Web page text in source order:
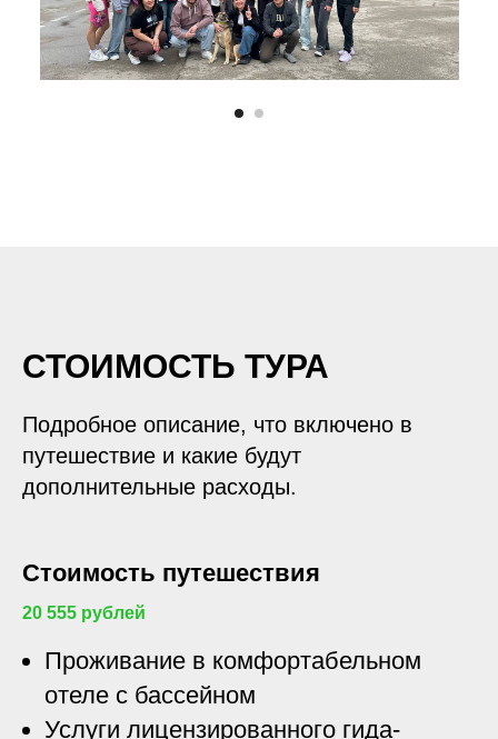
СТОИМОСТЬ ТУРА
Подробное описание, что включено в
путешествие и какие будут
дополнительные расходы.
Стоимость путешествия
20 555 рублей
Проживание в комфортабельном
отеле с бассейном
Услуги лицензированного гида-